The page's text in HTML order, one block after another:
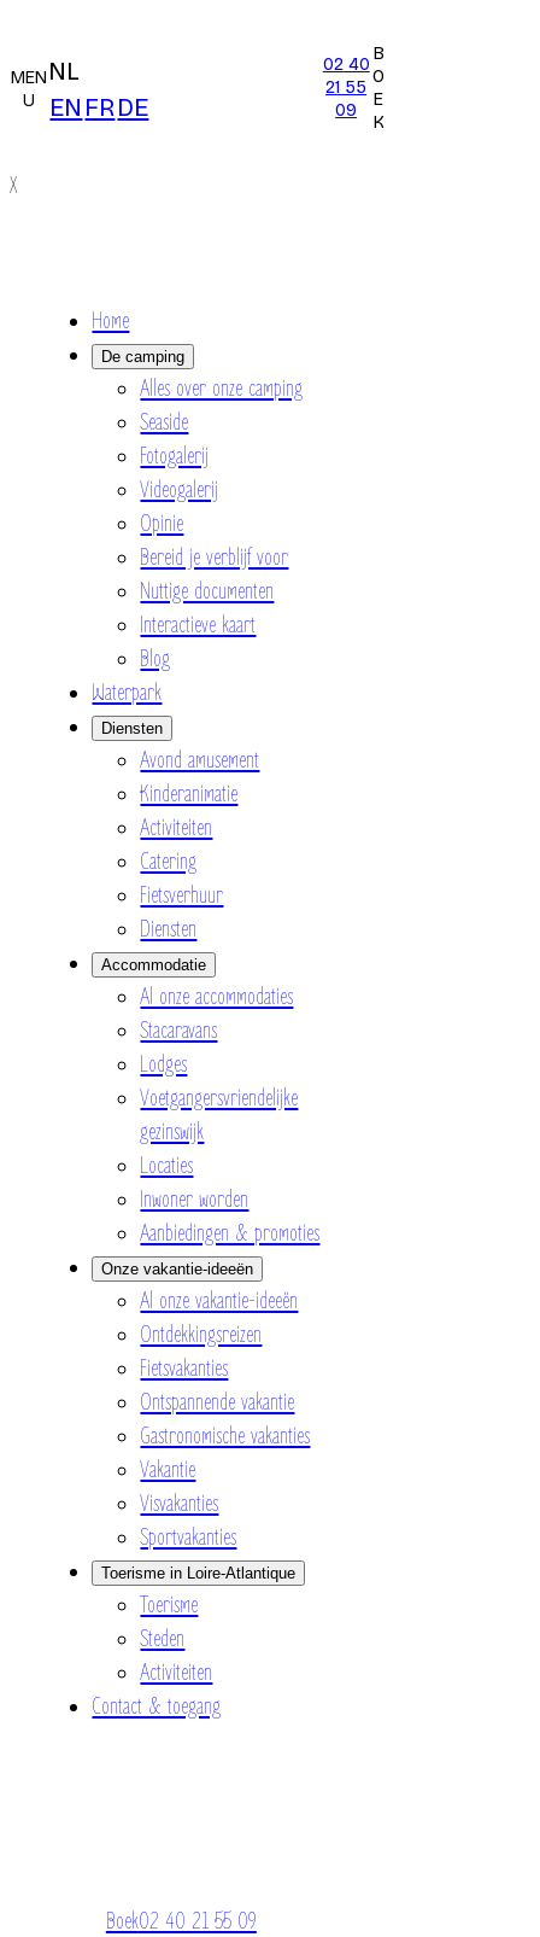
MEN
U
NL
EN FRDE
02 40
21 55
09
B
O
E
K
X
Home
De camping
Alles over onze camping
Seaside
Fotogalerij
Videogalerij
Opinie
Bereid je verblijf voor
Nuttige documenten
Interactieve kaart
Blog
Waterpark
Diensten
Avond amusement
Kinderanimatie
Activiteiten
Catering
Fietsverhuur
Diensten
Accommodatie
Al onze accommodaties
Stacaravans
Lodges
Voetgangersvriendelijke
gezinswijk
Locaties
Inwoner worden
Aanbiedingen & promoties
Onze vakantie-ideeën
Al onze vakantie-ideeën
Ontdekkingsreizen
Fietsvakanties
Ontspannende vakantie
Gastronomische vakanties
Vakantie
Visvakanties
Sportvakanties
Toerisme in Loire-Atlantique
Toerisme
Steden
Activiteiten
Contact & toegang
Boek02 40 21 55 09